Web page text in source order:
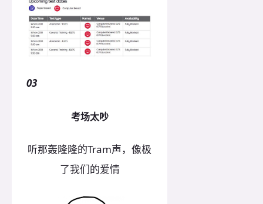
03
考场太吵
听那轰隆隆的Tram声，像极
了我们的爱情